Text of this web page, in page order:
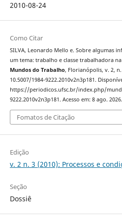
2010-08-24
Como Citar
SILVA, Leonardo Mello e. Sobre algumas
um tema: trabalho e classe trabalhadora
Mundos do Trabalho, Florianópolis, v. 2, n.
10.5007/1984-9222.2010v2n3p181.
https://periodicos.ufsc.br/index.php/
9222.2010v2n3p181. Acesso em: 8 ago. 2026.
Fomatos de Citação
Edição
v. 2 n. 3 (2010): Processos e
Seção
Dossiê